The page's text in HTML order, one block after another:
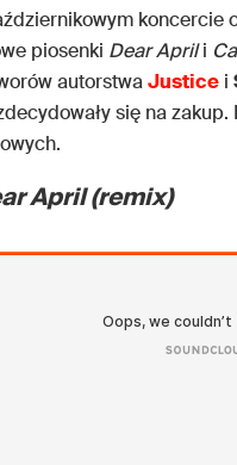
koncercie
piosenki Dear Aprili
autorstwaJustice i
się na
April (remix)